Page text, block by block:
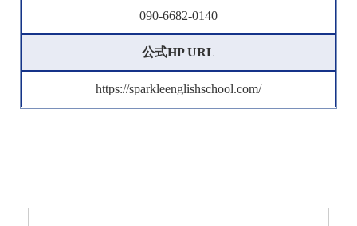
090-6682-0140
公式HP URL
https://sparkleenglishschool.com/